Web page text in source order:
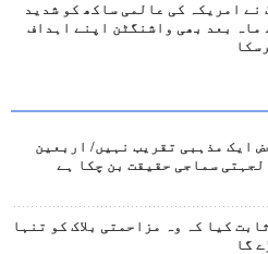
نے امریکہ کی عالمی ساکھ کو شدید
ماہ بعد بھی واشنگٹن اپنے اہداف
ایک مذہبی تقریب نہیں/ اربعین
سماجی حقیقت بن چکا ہے
کیا کہ وہ مزاحمتی بلاک کو تنہا
گا